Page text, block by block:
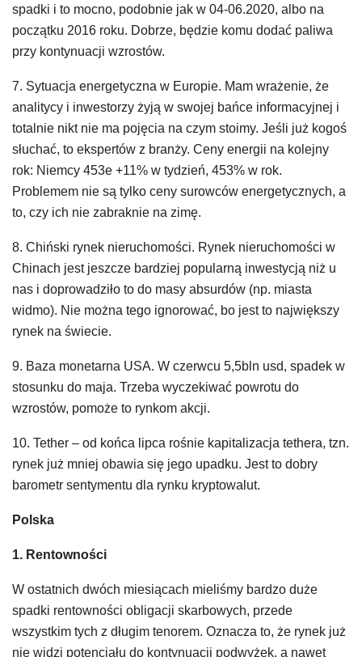
spadki i to mocno, podobnie jak w 04-06.2020, albo na
początku 2016 roku. Dobrze, będzie komu dodać paliwa
przy kontynuacji wzrostów.
7. Sytuacja energetyczna w Europie. Mam wrażenie, że
analitycy i inwestorzy żyją w swojej bańce informacyjnej i
totalnie nikt nie ma pojęcia na czym stoimy. Jeśli już kogoś
słuchać, to ekspertów z branży. Ceny energii na kolejny
rok: Niemcy 453e +11% w tydzień, 453% w rok.
Problemem nie są tylko ceny surowców energetycznych, a
to, czy ich nie zabraknie na zimę.
8. Chiński rynek nieruchomości. Rynek nieruchomości w
Chinach jest jeszcze bardziej popularną inwestycją niż u
nas i doprowadziło to do masy absurdów (np. miasta
widmo). Nie można tego ignorować, bo jest to największy
rynek na świecie.
9. Baza monetarna USA. W czerwcu 5,5bln usd, spadek w
stosunku do maja. Trzeba wyczekiwać powrotu do
wzrostów, pomoże to rynkom akcji.
10. Tether – od końca lipca rośnie kapitalizacja tethera, tzn.
rynek już mniej obawia się jego upadku. Jest to dobry
barometr sentymentu dla rynku kryptowalut.
Polska
1. Rentowności
W ostatnich dwóch miesiącach mieliśmy bardzo duże
spadki rentowności obligacji skarbowych, przede
wszystkim tych z długim tenorem. Oznacza to, że rynek już
nie widzi potencjału do kontynuacji podwyżek, a nawet